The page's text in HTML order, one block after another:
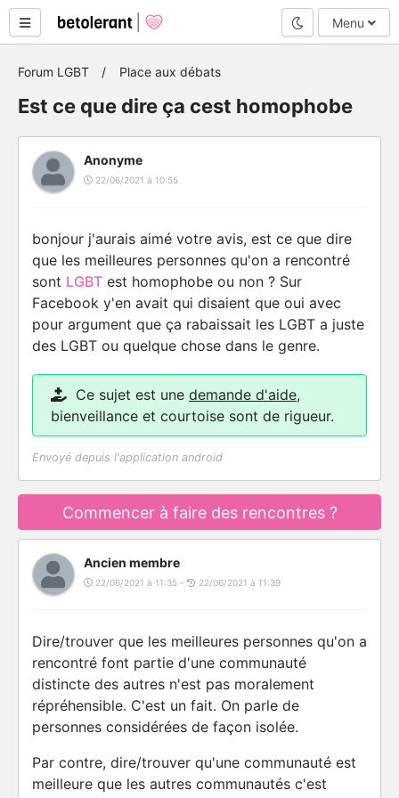
Mode nuit
Menu
Forum LGBT Place aux débats
Est ce que dire ça cest homophobe
Anonyme
22/06/2021 à 10:55
bonjour j'aurais aimé votre avis, est ce que dire
que les meilleures personnes qu'on a rencontré
sont LGBT est homophobe ou non ? Sur
Facebook y'en avait qui disaient que oui avec
pour argument que ça rabaissait les LGBT a juste
des LGBT ou quelque chose dans le genre.
Ce sujet est une demande d'aide,
bienveillance et courtoise sont de rigueur.
Envoyé depuis l'application android
Commencer à faire des rencontres ?
Ancien membre
22/06/2021 à 11:35 - 22/06/2021 à 11:39
Dire/trouver que les meilleures personnes qu'on a
rencontré font partie d'une communauté
distincte des autres n'est pas moralement
répréhensible. C'est un fait. On parle de
personnes considérées de façon isolée.
Par contre, dire/trouver qu'une communauté est
meilleure que les autres communautés c'est